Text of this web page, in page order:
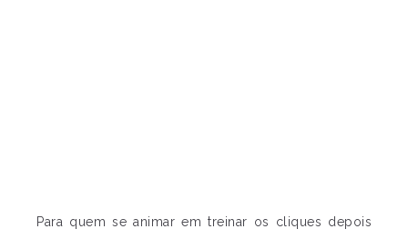
Para quem se animar em treinar os cliques depois